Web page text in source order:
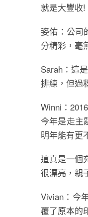
就是大豐收!
姿佑：公司
分精彩，毫
Sarah：這
排練，但過
Winni：
今年是走主
明年能有更
這真是一個
很漂亮，親
Vivian：今
覆了原本的